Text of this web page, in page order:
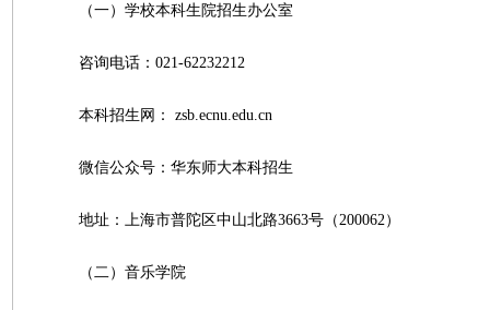
（一）学校本科生院招生办公室
咨询电话：021-62232212
本科招生网： zsb.ecnu.edu.cn
微信公众号：华东师大本科招生
地址：上海市普陀区中山北路3663号（200062）
（二）音乐学院